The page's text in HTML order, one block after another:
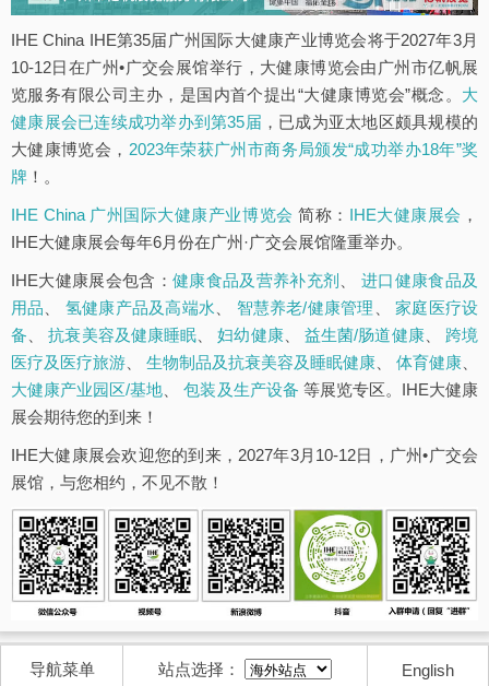
IHE China IHE第35届广州国际大健康产业博览会将于2027年3月
10-12日在广州•广交会展馆举行，大健康博览会由广州市亿帆展
览服务有限公司主办，是国内首个提出“大健康博览会”概念。 大
健康展会已连续成功举办到第35届 ，已成为亚太地区颇具规模的
大健康博览会， 2023年荣获广州市商务局颁发“成功举办18年”奖
牌 ！。
IHE China 广州国际大健康产业博览会 简称： IHE大健康展会 ，
IHE大健康展会每年6月份在广州·广交会展馆隆重举办。
IHE大健康展会包含： 健康食品及营养补充剂 、进口健康食品及
用品
氢健康产品及高端水 智慧养老/健康管理 、家庭医疗设
备 、抗衰美容及健康睡眠 、妇幼健康、 益生菌/肠道健康、 跨境
医疗及医疗旅游
生物制品及抗衰美容及睡眠健康 体育健康
大健康产业园区/基地 、包装及生产设备 等展览专区。IHE大健康
展会期待您的到来！
IHE大健康展会欢迎您的到来，2027年3月10-12日，广州•广交会
展馆，与您相约，不见不散！
导航菜单 站点选择： English